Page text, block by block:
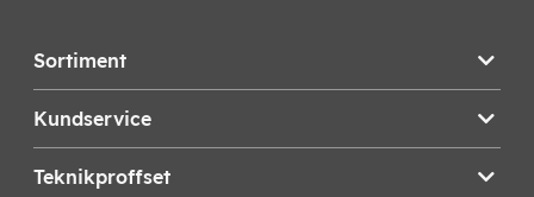
Sortiment
Kundservice
Teknikproffset